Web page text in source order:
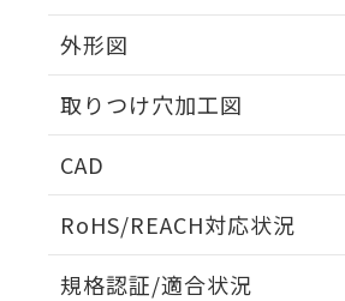
外形図
取りつけ穴加工図
CAD
RoHS/REACH対応状況
規格認証/適合状況